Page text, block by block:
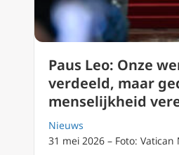
Paus Leo: Onze
verdeeld, maar
menselijkheid
Nieuws
31 mei 2026 – Foto: